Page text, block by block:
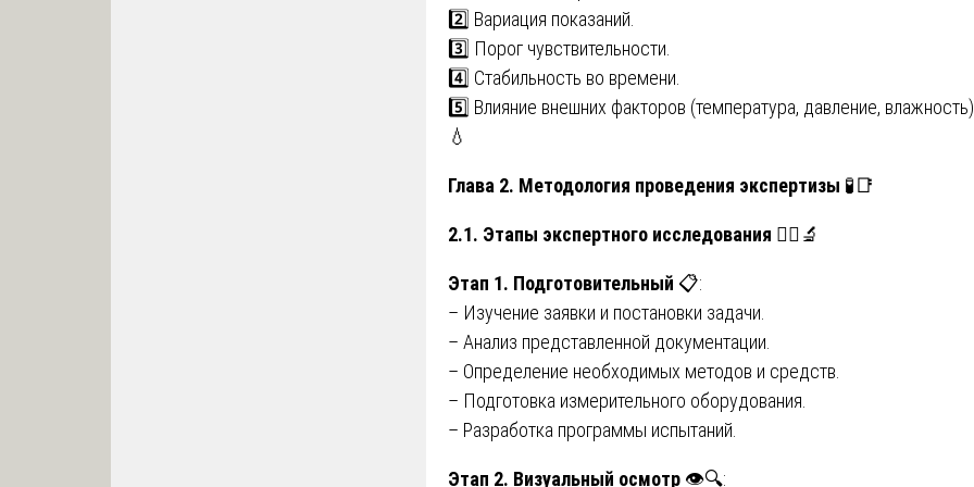
2️⃣ Вариация показаний.
3️⃣ Порог чувствительности.
4️⃣ Стабильность во времени.
5️⃣ Влияние внешних факторов (температура, давление,
💧
Глава 2. Методология проведения экспертизы 🧪📑
2.1. Этапы экспертного исследования 🚶‍♂️🔬
Этап 1. Подготовительный 📋:
– Изучение заявки и постановки задачи.
– Анализ представленной документации.
– Определение необходимых методов и средств.
– Подготовка измерительного оборудования.
– Разработка программы испытаний.
Этап 2. Визуальный осмотр 👁️🔍: